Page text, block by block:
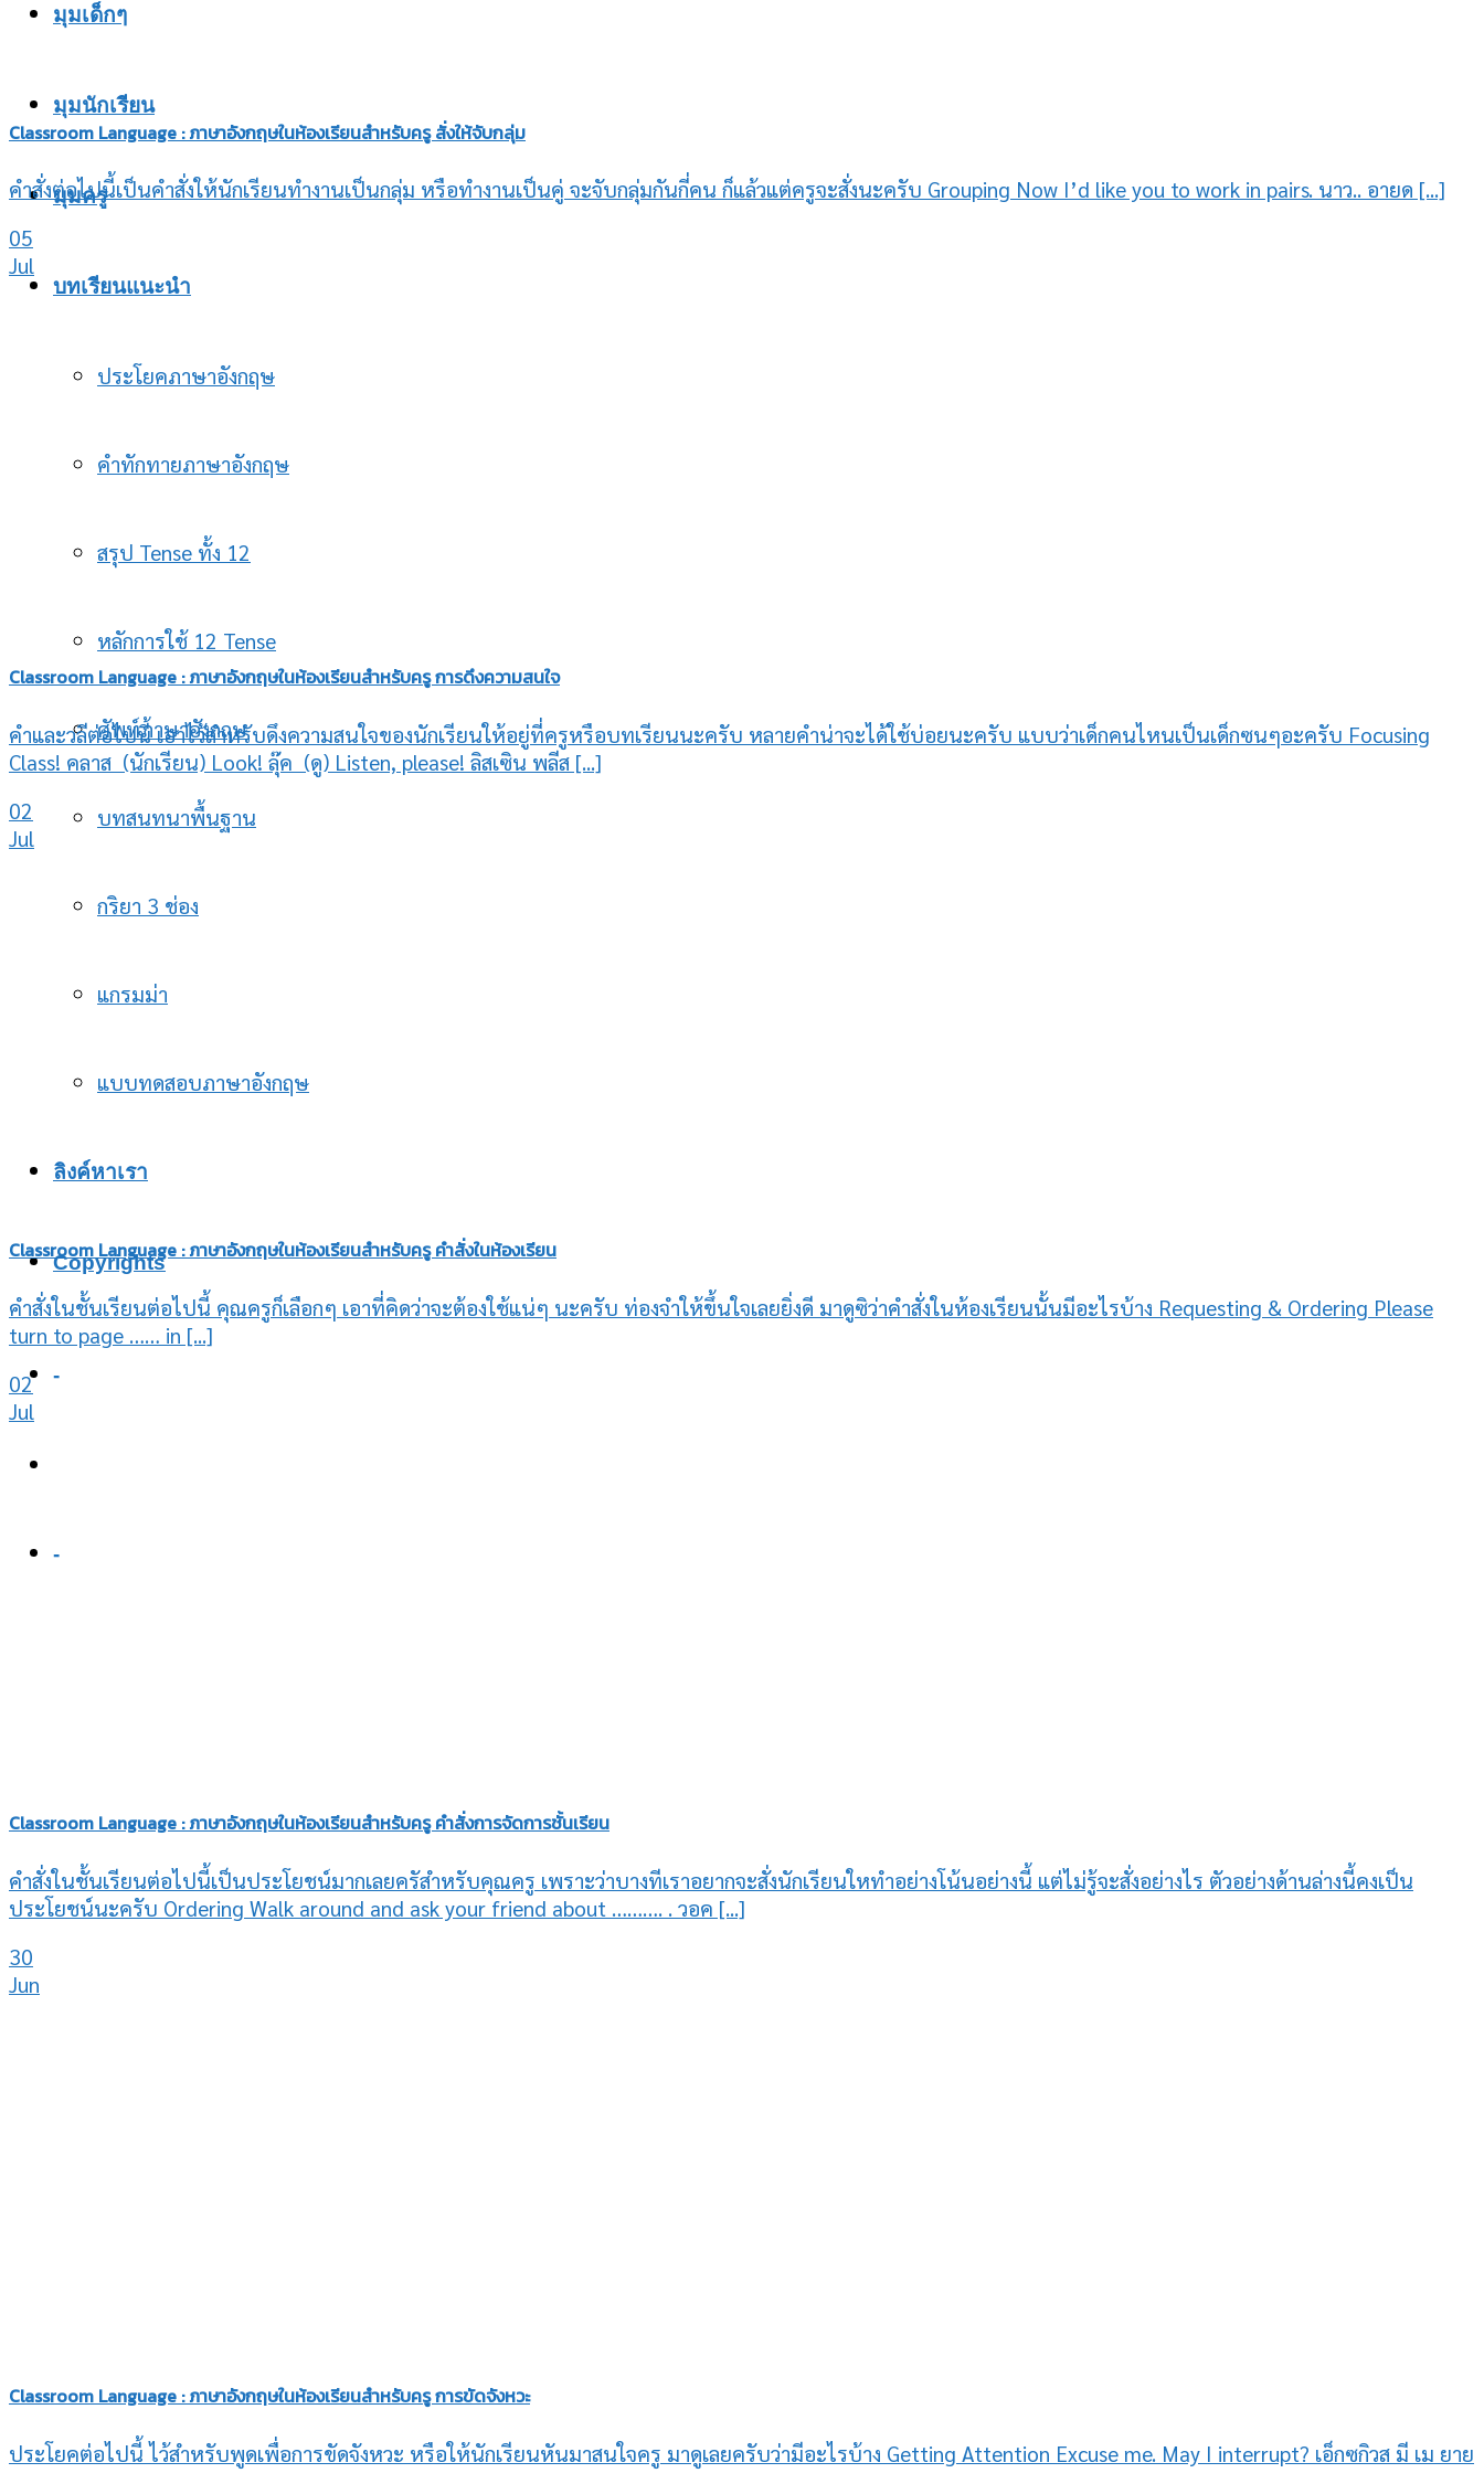
มุมเด็กๆ
มุมนักเรียน
มุมครู
บทเรียนแนะนำ
ประโยคภาษาอังกฤษ
คำทักทายภาษาอังกฤษ
สรุป Tense ทั้ง 12
หลักการใช้ 12 Tense
ศัพท์ภาษาอังกฤษ
บทสนทนาพื้นฐาน
กริยา 3 ช่อง
แกรมม่า
แบบทดสอบภาษาอังกฤษ
ลิงค์หาเรา
Copyrights
-
-
Classroom Language : ภาษาอังกฤษในห้องเรียนสำหรับครู สั่งให้จับกลุ่ม
คำสั่งต่อไปนี้เป็นคำสั่งให้นักเรียนทำงานเป็นกลุ่ม หรือทำงานเป็นคู่ จะจับกลุ่มกันกี่คน ก็แล้วแต่ครูจะสั่งนะครับ Grouping Now I’d like you to work in pairs. นาว.. อายด [...]
05
Jul
Classroom Language : ภาษาอังกฤษในห้องเรียนสำหรับครู การดึงความสนใจ
คำและวลีต่อไปนี้ เอาไว้สำหรับดึงความสนใจของนักเรียนให้อยู่ที่ครูหรือบทเรียนนะครับ หลายคำน่าจะได้ใช้บ่อยนะครับ แบบว่าเด็กคนไหนเป็นเด็กซนๆอะครับ Focusing
Class! คลาส (นักเรียน) Look! ลุ๊ค (ดู) Listen, please! ลิสเซิน พลีส [...]
02
Jul
Classroom Language : ภาษาอังกฤษในห้องเรียนสำหรับครู คำสั่งในห้องเรียน
คำสั่งในชั้นเรียนต่อไปนี้ คุณครูก็เลือกๆ เอาที่คิดว่าจะต้องใช้แน่ๆ นะครับ ท่องจำให้ขึ้นใจเลยยิ่งดี มาดูซิว่าคำสั่งในห้องเรียนนั้นมีอะไรบ้าง Requesting & Ordering Please
turn to page …… in [...]
02
Jul
Classroom Language : ภาษาอังกฤษในห้องเรียนสำหรับครู คำสั่งการจัดการชั้นเรียน
คำสั่งในชั้นเรียนต่อไปนี้เป็นประโยชน์มากเลยครัสำหรับคุณครู เพราะว่าบางทีเราอยากจะสั่งนักเรียนใหทำอย่างโน้นอย่างนี้ แต่ไม่รู้จะสั่งอย่างไร ตัวอย่างด้านล่างนี้คงเป็น
ประโยชน์นะครับ Ordering Walk around and ask your friend about ………. . วอค [...]
30
Jun
Classroom Language : ภาษาอังกฤษในห้องเรียนสำหรับครู การขัดจังหวะ
ประโยคต่อไปนี้ ไว้สำหรับพูดเพื่อการขัดจังหวะ หรือให้นักเรียนหันมาสนใจครู มาดูเลยครับว่ามีอะไรบ้าง Getting Attention Excuse me. May I interrupt? เอ็กซกิวส มี เม ยาย